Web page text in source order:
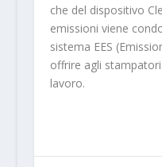
che del dispositivo
emissioni viene
sistema EES
offrire agli
lavoro.